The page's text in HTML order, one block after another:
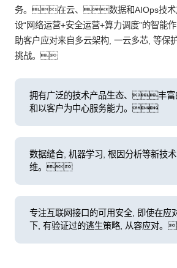
务。在云、数据和AIOps技
设“网络运营+安全运营+算力调度”的智
助客户应对来自多云架构, 一云多芯, 等保
挑战。
拥有广泛的技术产品生态、丰富
和以客户为中心服务能力。
数据缝合, 机器学习, 根因分析等新技
维。
专注互联网接口的可用安全, 即使在应
下, 有验证过的逃生策略, 从容应对